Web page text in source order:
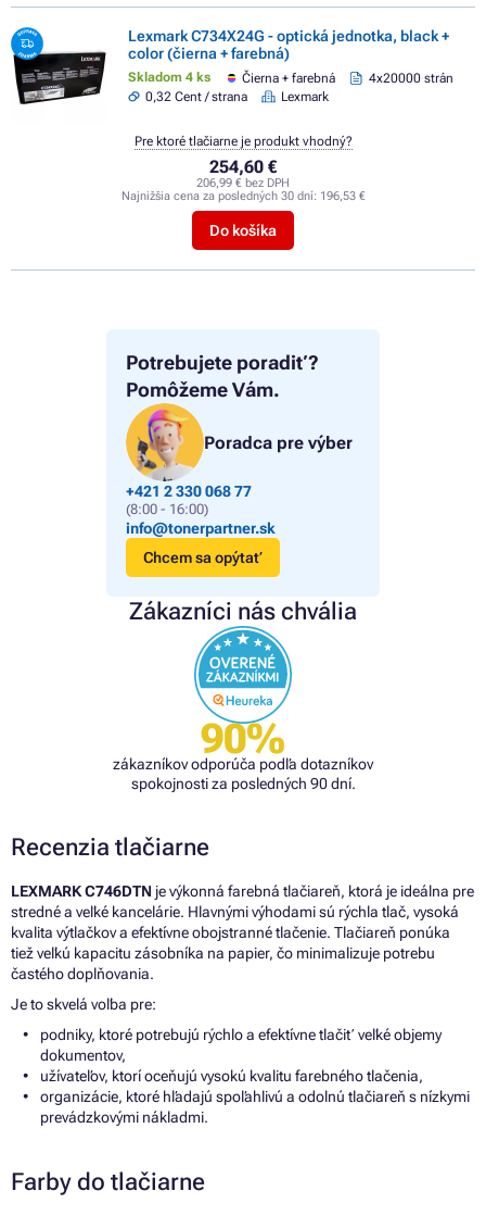
Potrebujete poradiť?
Pomôžeme Vám.
Poradca pre výber
+421 2 330 068 77
(8:00 - 16:00)
info@tonerpartner.sk
Chcem sa opýtať
Zákazníci nás chvália
90%
zákazníkov odporúča podľa dotazníkov
spokojnosti za posledných 90 dní.
Lexmark C734X24G - optická jednotka, black +
color (čierna + farebná)
Skladom 4 ks Čierna + farebná
4x20000 strán
0,32 Cent / strana
Lexmark
254,60 €
206,99 € bez DPH
Najnižšia cena za posledných 30 dní: 196,53 €
Do košíka
Pre ktoré tlačiarne je produkt vhodný?
Recenzia tlačiarne
LEXMARK C746DTN je výkonná farebná tlačiareň, ktorá je ideálna pre
stredné a veľké kancelárie. Hlavnými výhodami sú rýchla tlač, vysoká
kvalita výtlačkov a efektívne obojstranné tlačenie. Tlačiareň ponúka
tiež veľkú kapacitu zásobníka na papier, čo minimalizuje potrebu
častého doplňovania.
Je to skvelá voľba pre:
podniky, ktoré potrebujú rýchlo a efektívne tlačiť veľké objemy
dokumentov,
užívateľov, ktorí oceňujú vysokú kvalitu farebného tlačenia,
organizácie, ktoré hľadajú spoľahlivú a odolnú tlačiareň s nízkymi
prevádzkovými nákladmi.
Farby do tlačiarne